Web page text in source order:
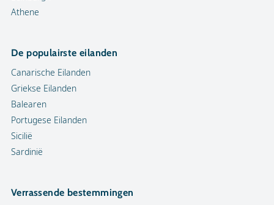
Athene
De populairste eilanden
Canarische Eilanden
Griekse Eilanden
Balearen
Portugese Eilanden
Sicilië
Sardinië
Verrassende bestemmingen